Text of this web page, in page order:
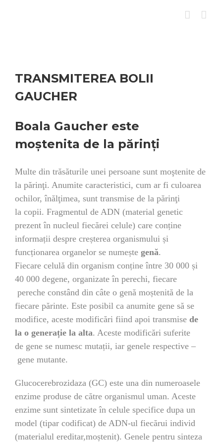
TRANSMITEREA BOLII
GAUCHER
Boala Gaucher este
moştenita de la părinți
Multe din trăsăturile unei persoane sunt moştenite de
la părinţi. Anumite caracteristici, cum ar fi culoarea
ochilor, înălţimea, sunt transmise de la părinţi
la copii. Fragmentul de ADN (material genetic
prezent în nucleul fiecărei celule) care conține
informații despre creșterea organismului și
funcționarea organelor se numește genă.
Fiecare celulă din organism conține între 30 000 și
40 000 degene, organizate în perechi, fiecare
pereche constând din câte o genă moștenită de la
fiecare părinte. Este posibil ca anumite gene să se
modifice, aceste modificări fiind apoi transmise de
la o generație la alta. Aceste modificări suferite
de gene se numesc mutații, iar genele respective –
gene mutante.
Glucocerebrozidaza (GC) este una din numeroasele
enzime produse de către organismul uman. Aceste
enzime sunt sintetizate în celule specifice dupa un
model (tipar codificat) de ADN-ul fiecărui individ
(materialul ereditar,moștenit). Genele pentru sinteza